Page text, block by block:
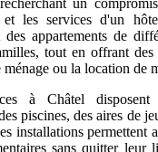
un
les services d'un
appartements de
tout en offrant des
ou la location de
à Châtel disposent
piscines, des aires de
installations permettent
sans quitter leur